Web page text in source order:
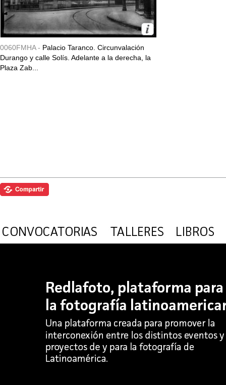
0060FMHA - Palacio Taranco. Circunvalación
Durango y calle Solís. Adelante a la derecha, la
Plaza Zab...